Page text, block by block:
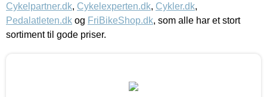
Cykelpartner.dk, Cykelexperten.dk, Cykler.dk,
Pedalatleten.dk og FriBikeShop.dk, som alle har et stort
sortiment til gode priser.